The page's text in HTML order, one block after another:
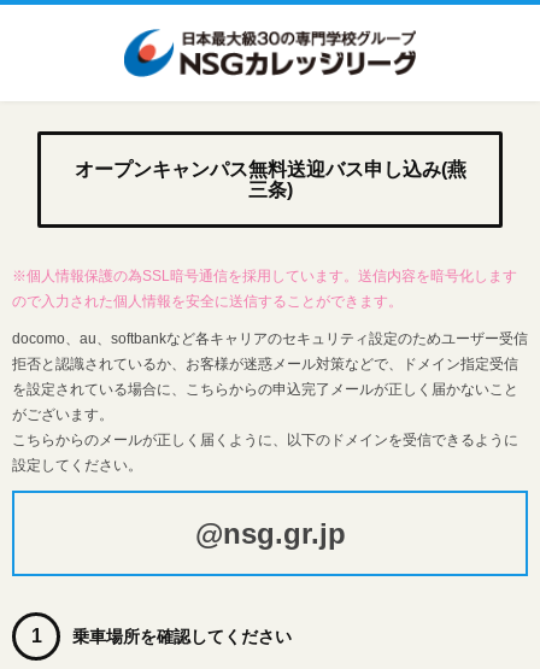
オープンキャンパス無料送迎バス申し込み(燕
三条)
※個人情報保護の為SSL暗号通信を採用しています。送信内容を暗号化します
ので入力された個人情報を安全に送信することができます。
docomo、au、softbankなど各キャリアのセキュリティ設定のためユーザー受信
拒否と認識されているか、お客様が迷惑メール対策などで、ドメイン指定受信
を設定されている場合に、こちらからの申込完了メールが正しく届かないこと
がございます。
こちらからのメールが正しく届くように、以下のドメインを受信できるように
設定してください。
@nsg.gr.jp
1 乗車場所を確認してください